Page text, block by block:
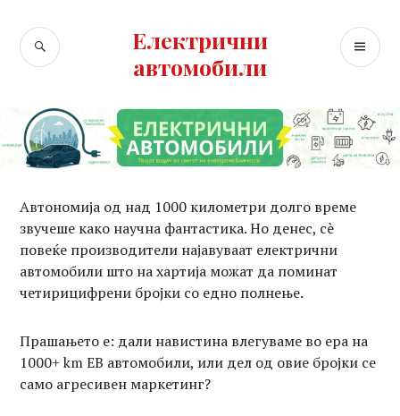
content
Електрични
автомобили
SEARCH
Автономија од над 1000 километри долго време
звучеше како научна фантастика. Но денес, сè
повеќе производители најавуваат електрични
автомобили што на хартија можат да поминат
четирицифрени бројки со едно полнење.
Прашањето е: дали навистина влегуваме во ера на
1000+ km ЕВ автомобили, или дел од овие бројки се
само агресивен маркетинг?